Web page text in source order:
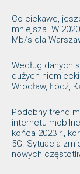
Co ciekawe,
mniejsza. W
Mb/s dla
Według danych
dużych
Wrocław, Łódź,
Podobny trend
internetu
końca 2023 r.,
5G. Sytuacja
nowych